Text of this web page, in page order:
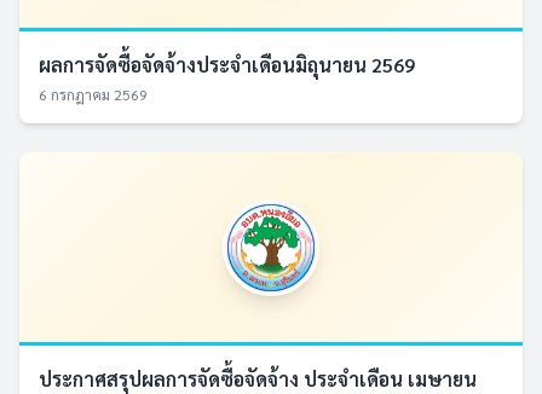
ผลการจัดซื้อจัดจ้างประจำเดือนมิถุนายน 2569
6 กรกฎาคม 2569
ประกาศสรุปผลการจัดซื้อจัดจ้าง ประจำเดือน เมษายน